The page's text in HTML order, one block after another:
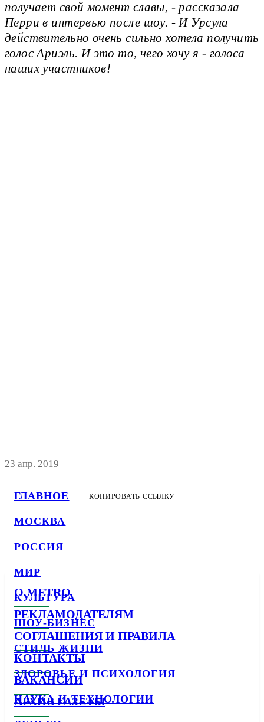
ГЛАВНОЕ
МОСКВА
РОССИЯ
МИР
КУЛЬТУРА
ШОУ-БИЗНЕС
СТИЛЬ ЖИЗНИ
ЗДОРОВЬЕ И ПСИХОЛОГИЯ
НАУКА И ТЕХНОЛОГИИ
получает свой момент славы, - рассказала
Перри в интервью после шоу. - И Урсула
действительно очень сильно хотела получить
голос Ариэль. И это то, чего хочу я - голоса
наших участников!
23 апр. 2019
КОПИРОВАТЬ ССЫЛКУ
О METRO
РЕКЛАМОДАТЕЛЯМ
СОГЛАШЕНИЯ И ПРАВИЛА
КОНТАКТЫ
ВАКАНСИИ
АРХИВ ГАЗЕТЫ